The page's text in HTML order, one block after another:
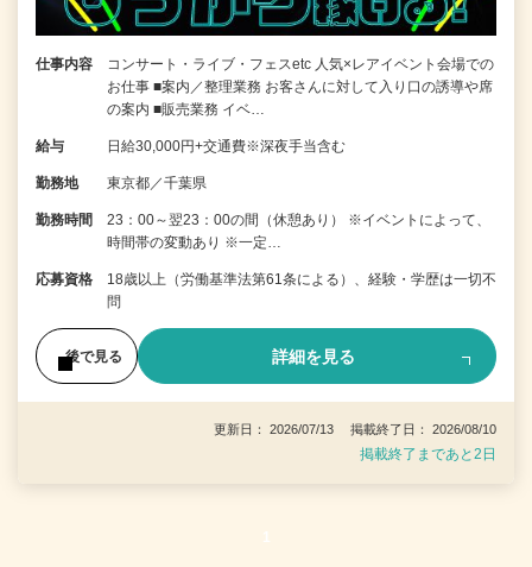
仕事内容
コンサート・ライブ・フェスetc 人気×レアイベント会場での
お仕事 ■案内／整理業務 お客さんに対して入り口の誘導や席
の案内 ■販売業務 イベ…
給与 日給30,000円+交通費※深夜手当含む
勤務地 東京都／千葉県
勤務時間
23：00～翌23：00の間（休憩あり） ※イベントによって、
時間帯の変動あり ※一定…
応募資格
18歳以上（労働基準法第61条による）、経験・学歴は一切不
問
後で見る 詳細を見る
更新日： 2026/07/13 掲載終了日： 2026/08/10
掲載終了まであと2日
1